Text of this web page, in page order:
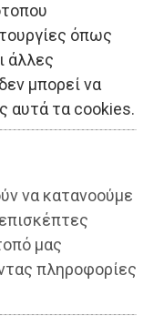
όπως
άλλες
μπορεί να
αυτά τα cookies.
να κατανοούμε
μας
πληροφορίες
στα μεγάλα
το
Καμπά